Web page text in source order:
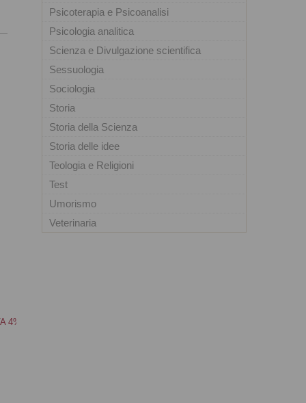
4% inclusa
Psicoterapia e Psicoanalisi
Psicologia analitica
Scienza e Divulgazione scientifica
Sessuologia
Sociologia
Storia
Storia della Scienza
Storia delle idee
Teologia e Religioni
Test
Umorismo
Veterinaria